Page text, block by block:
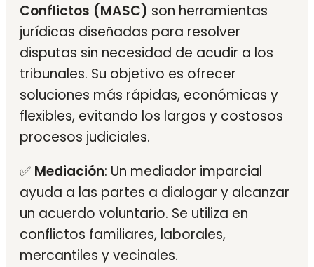
Conflictos (MASC) son herramientas
jurídicas diseñadas para resolver
disputas sin necesidad de acudir a los
tribunales. Su objetivo es ofrecer
soluciones más rápidas, económicas y
flexibles, evitando los largos y costosos
procesos judiciales.
✅ Mediación: Un mediador imparcial
ayuda a las partes a dialogar y alcanzar
un acuerdo voluntario. Se utiliza en
conflictos familiares, laborales,
mercantiles y vecinales.